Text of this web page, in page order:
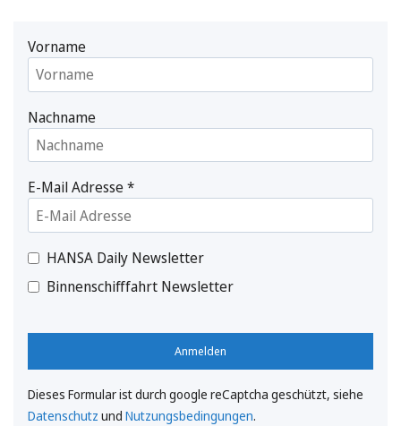
Vorname
Nachname
E-Mail Adresse*
HANSA Daily Newsletter
Binnenschifffahrt Newsletter
Anmelden
Dieses Formular ist durch google reCaptcha geschützt, siehe
Datenschutz und Nutzungsbedingungen.